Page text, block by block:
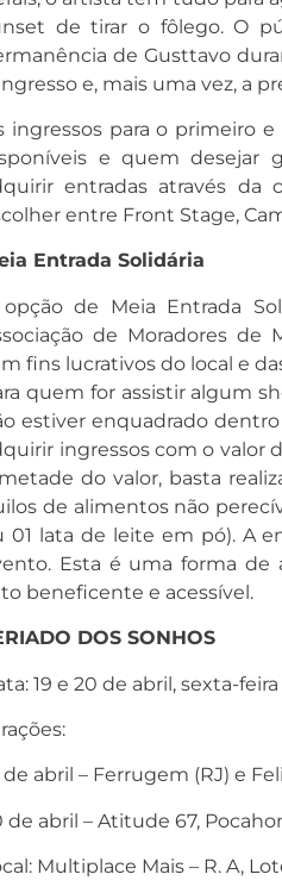
de tirar o fôlego. O
de Gusttavo
e, mais uma vez, a
ingressos para o primeiro
e quem desejar
entradas através da
entre Front Stage,
Entrada Solidária
de Meia Entrada
de Moradores
fins lucrativos do local e
quem for assistir algum
estiver enquadrado
ingressos com o valor
do valor, basta
de alimentos não
01 lata de leite em pó). A
Esta é uma forma de
beneficente e acessível.
DOS SONHOS
19 e 20 de abril, sexta-
de abril – Ferrugem (RJ) e
de abril – Atitude 67,
Multiplace Mais – R. A,